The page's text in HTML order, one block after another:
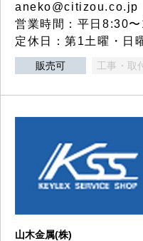
aneko@citizou.co.jp
営業時間：平日8:30
定休日：第1土曜・日
販売可 工事・取
山木金属(株)